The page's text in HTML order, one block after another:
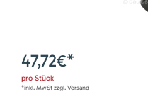
47,72€*
pro Stück
*inkl. MwSt zzgl. Versand